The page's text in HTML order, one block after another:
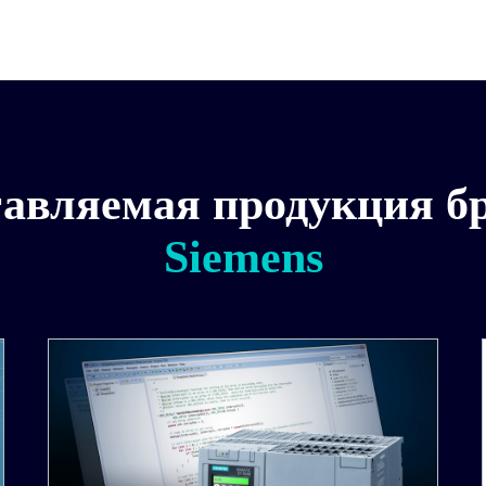
продукция
Siemens